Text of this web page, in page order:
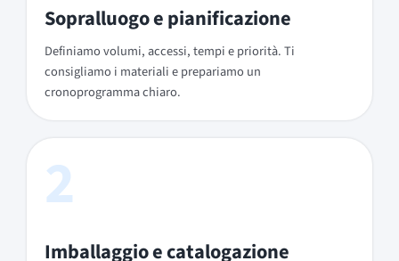
Sopralluogo e pianificazione
Definiamo volumi, accessi, tempi e priorità. Ti
consigliamo i materiali e prepariamo un
cronoprogramma chiaro.
2
Imballaggio e catalogazione